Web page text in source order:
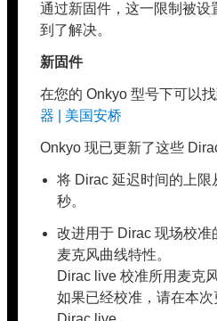
通过新固件，这一限制被设
到了解决。
新固件
在您的 Onkyo 型号下可以找
器 | 美国安桥
Onkyo 现已更新了这些
将 Dirac 延迟时间的上限
秒。
改进用于 Dirac 现场校准
麦克风曲线特性。
Dirac live 校准所用麦克
如果已经校准，请在本